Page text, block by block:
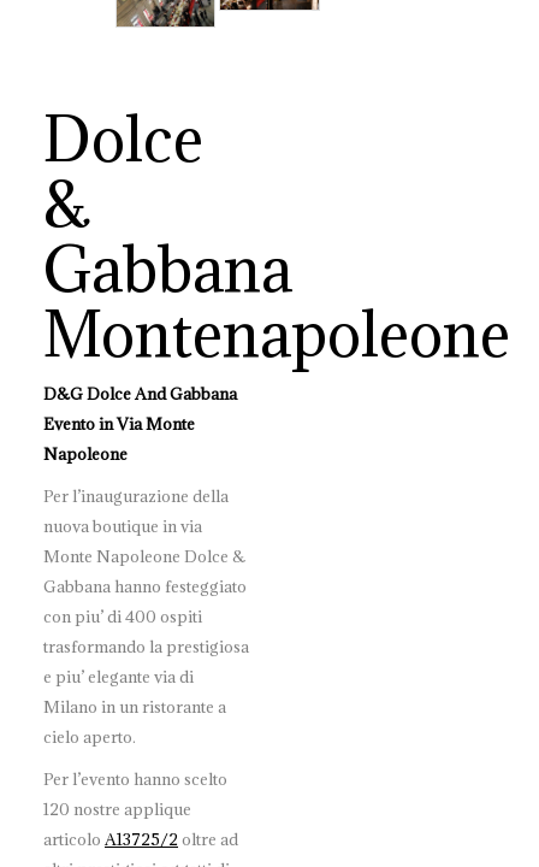
Dolce
&
Gabbana
Montenapoleone
D&G Dolce And Gabbana
Evento in Via Monte
Napoleone
Per l’inaugurazione della
nuova boutique in via
Monte Napoleone Dolce &
Gabbana hanno festeggiato
con piu’ di 400 ospiti
trasformando la prestigiosa
e piu’ elegante via di
Milano in un ristorante a
cielo aperto.
Per l’evento hanno scelto
120 nostre applique
articolo A13725/2 oltre ad